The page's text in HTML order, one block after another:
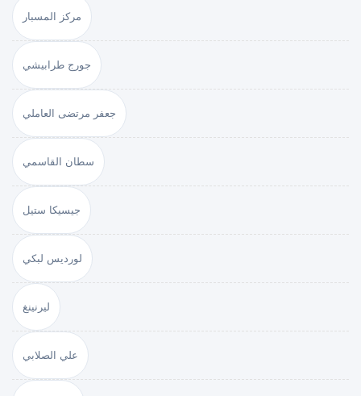
مركز المسبار
جورج طرابيشي
جعفر مرتضى العاملي
سطان القاسمي
جيسيكا ستيل
لورديس لبكي
ليرنينغ
علي الصلابي